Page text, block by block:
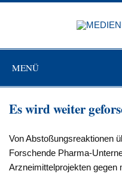
Zum
MENÜ
Es wird weiter
Von Abstoßungsreaktionen
Forschende Pharma-
Arzneimittelprojekten gegen